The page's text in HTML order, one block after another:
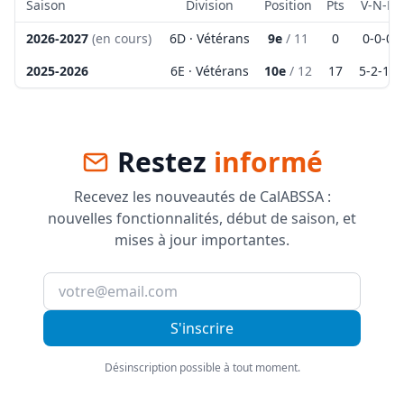
Saison Division Position Pts
V-N-D
2026-2027 (en cours) 6D · Vétérans 9e / 11 0 0-0-0
2025-2026
6E · Vétérans 10e / 12 17 5-2-15
Restez informé
Recevez les nouveautés de CalABSSA :
nouvelles fonctionnalités, début de saison, et
mises à jour importantes.
S'inscrire
Désinscription possible à tout moment.